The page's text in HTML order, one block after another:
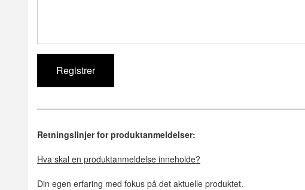
Retningslinjer for produktanmeldelser:
Hva skal en produktanmeldelse inneholde?
Din egen erfaring med fokus på det aktuelle produktet.